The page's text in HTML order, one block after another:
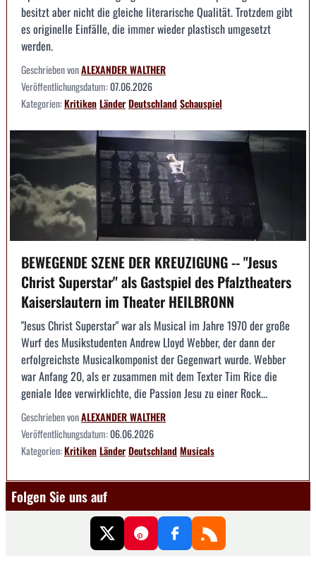
besitzt aber nicht die gleiche literarische Qualität. Trotzdem gibt
es originelle Einfälle, die immer wieder plastisch umgesetzt
werden.
Geschrieben vonALEXANDER WALTHER
Veröffentlichungsdatum:07.06.2026
Kategorien:KritikenLänderDeutschlandSchauspiel
BEWEGENDE SZENE DER KREUZIGUNG -- "Jesus
Christ Superstar" als Gastspiel des Pfalztheaters
Kaiserslautern im Theater HEILBRONN
"Jesus Christ Superstar" war als Musical im Jahre 1970 der große
Wurf des Musikstudenten Andrew Lloyd Webber, der dann der
erfolgreichste Musicalkomponist der Gegenwart wurde. Webber
war Anfang 20, als er zusammen mit dem Texter Tim Rice die
geniale Idee verwirklichte, die Passion Jesu zu einer Rock...
Geschrieben vonALEXANDER WALTHER
Veröffentlichungsdatum:06.06.2026
Kategorien:KritikenLänderDeutschlandMusicals
Folgen Sie uns auf